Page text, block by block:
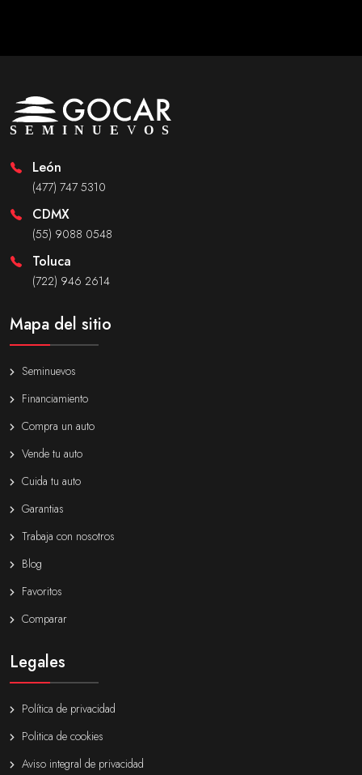
León
(477) 747 5310
CDMX
(55) 9088 0548
Toluca
(722) 946 2614
Mapa del sitio
Seminuevos
Financiamiento
Compra un auto
Vende tu auto
Cuida tu auto
Garantias
Trabaja con nosotros
Blog
Favoritos
Comparar
Legales
Política de privacidad
Politica de cookies
Aviso integral de privacidad